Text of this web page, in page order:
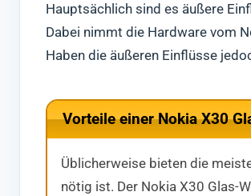
Hauptsächlich sind es äußere
Dabei nimmt die Hardware vom
Haben die äußeren Einflüsse
Vorteile einer Nokia X30
Üblicherweise bieten die
nötig ist. Der Nokia X30 Glas-